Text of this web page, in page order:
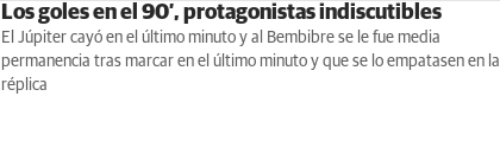
Los goles en el 90’, protagonistas indiscutibles
El Júpiter cayó en el último minuto y al Bembibre se le fue media
permanencia tras marcar en el último minuto y que se lo empatasen en la
réplica